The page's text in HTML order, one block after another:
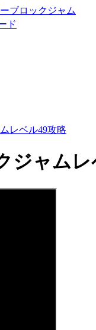
ブロックジャム
ド
レベル49攻略
ジャム